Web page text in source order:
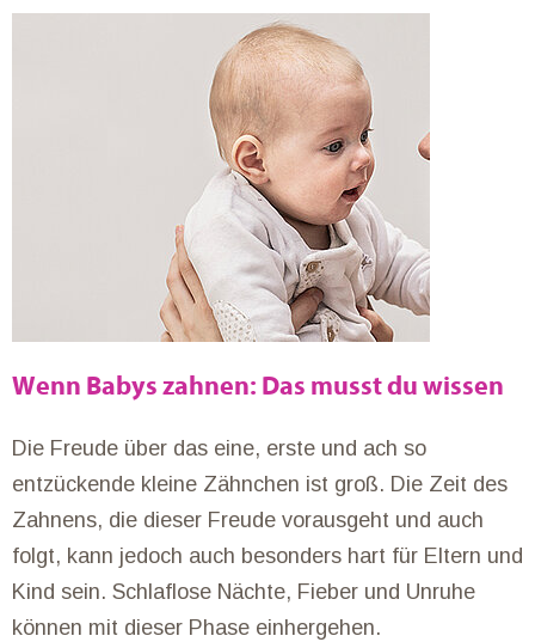
Wenn Babys zahnen: Das musst du wissen
Die Freude über das eine, erste und ach so
entzückende kleine Zähnchen ist groß. Die Zeit des
Zahnens, die dieser Freude vorausgeht und auch
folgt, kann jedoch auch besonders hart für Eltern und
Kind sein. Schlaflose Nächte, Fieber und Unruhe
können mit dieser Phase einhergehen.